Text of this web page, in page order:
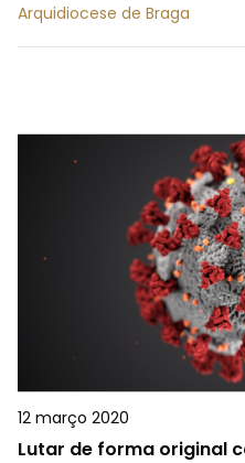
Arquidiocese de Braga
12 março 2020
Lutar de forma original